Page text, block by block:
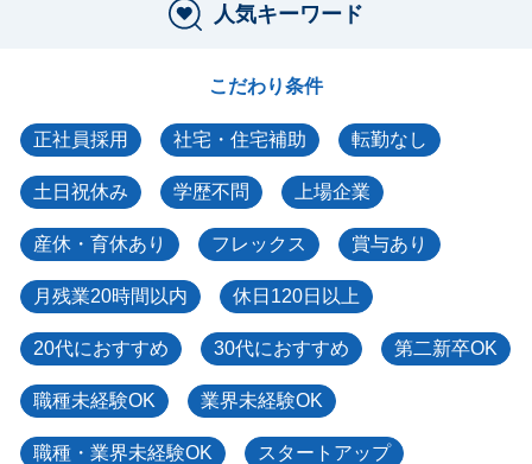
人気キーワード
こだわり条件
正社員採用 社宅・住宅補助 転勤なし
土日祝休み 学歴不問 上場企業
産休・育休あり フレックス 賞与あり
月残業20時間以内 休日120日以上
20代におすすめ 30代におすすめ 第二新卒OK
職種未経験OK 業界未経験OK
職種・業界未経験OK スタートアップ